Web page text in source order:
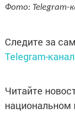
Фото: Telegram-
Следите за
Telegram-
Читайте